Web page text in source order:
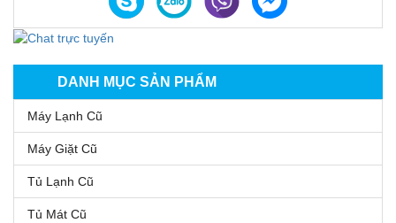
DANH MỤC SẢN PHẨM
Máy Lạnh Cũ
Máy Giặt Cũ
Tủ Lạnh Cũ
Tủ Mát Cũ